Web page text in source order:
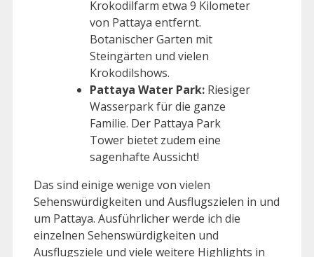
Krokodilfarm etwa 9 Kilometer
von Pattaya entfernt.
Botanischer Garten mit
Steingärten und vielen
Krokodilshows.
Pattaya Water Park: Riesiger
Wasserpark für die ganze
Familie. Der Pattaya Park
Tower bietet zudem eine
sagenhafte Aussicht!
Das sind einige wenige von vielen
Sehenswürdigkeiten und Ausflugszielen in und
um Pattaya. Ausführlicher werde ich die
einzelnen Sehenswürdigkeiten und
Ausflugsziele und viele weitere Highlights in